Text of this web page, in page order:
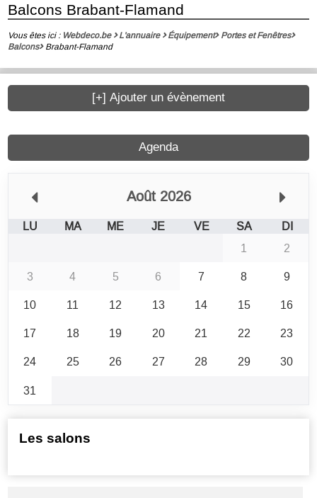
Balcons Brabant-Flamand
Vous êtes ici : Webdeco.be L'annuaire Équipement
Portes et Fenêtres
Balcons
Brabant-Flamand
Agenda
Août 2026
LU MA ME JE VE SA
DI
1
2
3
4 5 6 7 8
9
10
11 12 13 14 15
16
17
18 19 20 21 22
23
24
25 26 27 28 29
30
31
[+] Ajouter un évènement
Les salons